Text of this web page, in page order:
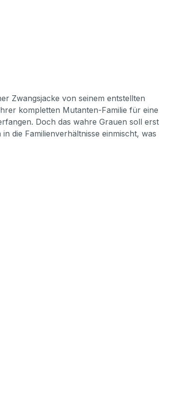
Zwangsjacke von seinem entstellten
kompletten Mutanten-Familie für eine
Doch das wahre Grauen soll erst
die Familienverhältnisse einmischt, was